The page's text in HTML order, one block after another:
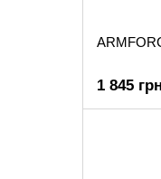
1 845 грн